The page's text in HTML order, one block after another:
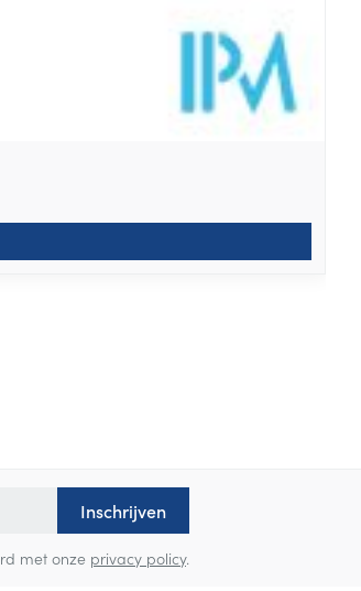
Inschrijven
met onze privacy policy.